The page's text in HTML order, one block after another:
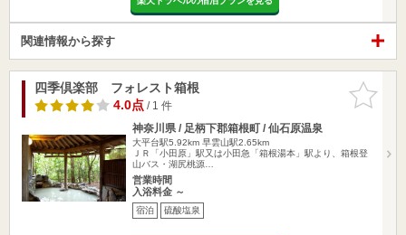
関連情報から探す
お気に入
りに追加
四季倶楽部 フォレスト箱根
4.0点/ 1 件
神奈川県 / 足柄下郡箱根町 / 仙石原温泉
大平台駅5.92km 早雲山駅2.65km
ＪＲ「小田原」駅又は小田急「箱根湯本」駅より、箱根登
山バス・湖尻桃源…
営業時間
入浴料金 ～
宿泊 硫酸塩泉